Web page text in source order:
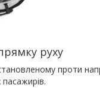
руху
проти